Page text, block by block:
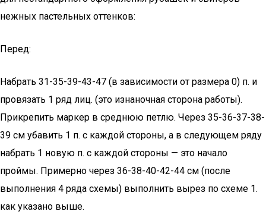
нежных пастельных оттенков:
Перед:
Набрать 31-35-39-43-47 (в зависимости от размера 0) п. и
провязать 1 ряд лиц. (это изнаночная сторона работы).
Прикрепить маркер в среднюю петлю. Через 35-36-37-38-
39 см убавить 1 п. с каждой стороны, а в следующем ряду
набрать 1 новую п. с каждой стороны — это начало
проймы. Примерно через 36-38-40-42-44 см (после
выполнения 4 ряда схемы) выполнить вырез по схеме 1.
как указано выше.